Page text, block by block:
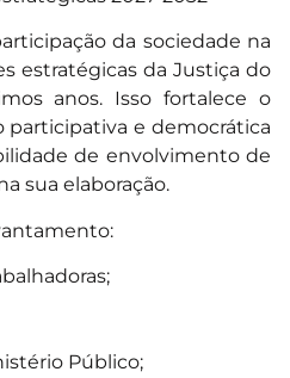
da sociedade na
estratégicas da Justiça do
anos. Isso fortalece o
participativa e democrática
de envolvimento de
sua elaboração.
Público;